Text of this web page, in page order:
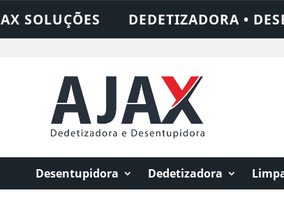
DEDETIZADORA • DESENTUPIDORA
Desentupidora Dedetizadora